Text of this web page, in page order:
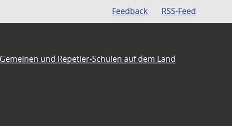
Feedback RSS-Feed
und Repetier-Schulen auf dem Land